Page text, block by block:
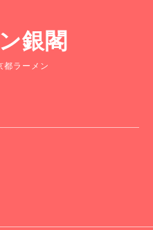
銀閣
都ラーメン